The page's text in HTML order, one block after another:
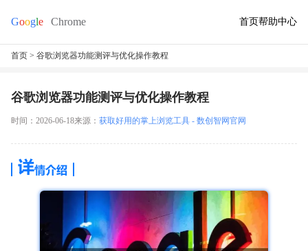
首页帮助中心
首页 > 谷歌浏览器功能测评与优化操作教程
谷歌浏览器功能测评与优化操作教程
时间：2026-06-18来源： 获取好用的掌上浏览工具 - 数创智网官网